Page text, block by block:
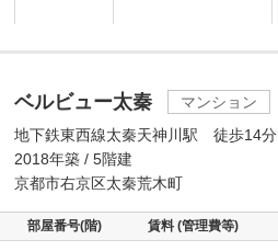
ベルビュー太秦
マンション
地下鉄東西線太秦天神川駅 徒歩14分
2018年築 / 5階建
京都市右京区太秦荒木町
部屋番号(階) 賃料 (管理費等)